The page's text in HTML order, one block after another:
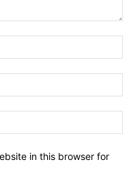
in this browser for